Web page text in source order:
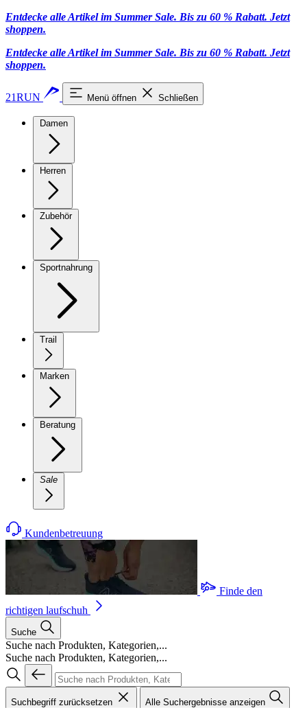
Entdecke alle Artikel im Summer Sale. Bis zu 60 % Rabatt. Jetzt
shoppen.
Entdecke alle Artikel im Summer Sale. Bis zu 60 % Rabatt. Jetzt
shoppen.
21RUN Menü öffnen Schließen
Damen
Herren
Zubehör
Sportnahrung
Trail
Marken
Beratung
Sale
Kundenbetreuung
Finde den
richtigen laufschuh
Suche
Suche nach Produkten, Kategorien,...
Suche nach Produkten, Kategorien,...
Suchbegriff zurücksetzen Alle Suchergebnisse anzeigen